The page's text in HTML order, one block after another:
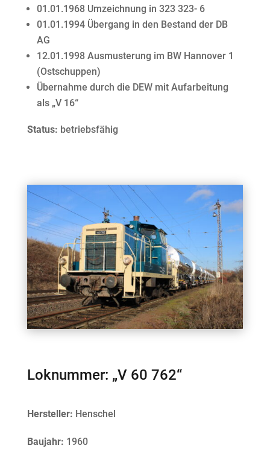
01.01.1968 Umzeichnung in 323 323- 6
01.01.1994 Übergang in den Bestand der DB
AG
12.01.1998 Ausmusterung im BW Hannover 1
(Ostschuppen)
Übernahme durch die DEW mit Aufarbeitung
als „V 16“
Status: betriebsfähig
Loknummer: „V 60 762“
Hersteller: Henschel
Baujahr: 1960